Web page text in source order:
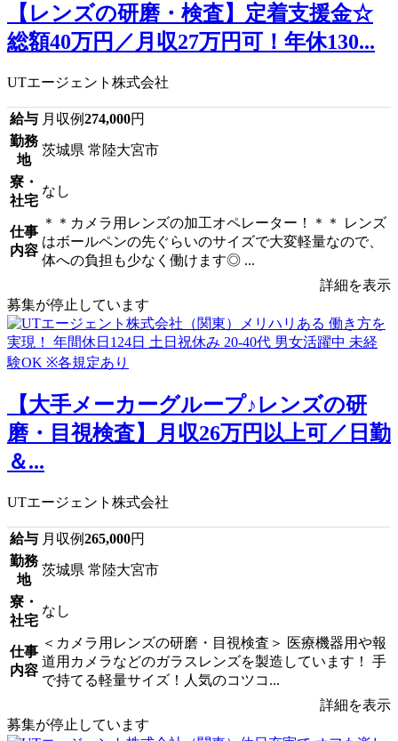
【レンズの研磨・検査】定着支援金☆
総額40万円／月収27万円可！年休130...
UTエージェント株式会社
給与 月収例274,000円
勤務
地
茨城県 常陸大宮市
寮・
社宅
なし
仕事
内容
＊＊カメラ用レンズの加工オペレーター！＊＊ レンズ
はボールペンの先ぐらいのサイズで大変軽量なので、
体への負担も少なく働けます◎ ...
詳細を表示
募集が停止しています
【大手メーカーグループ♪レンズの研
磨・目視検査】月収26万円以上可／日勤
＆...
UTエージェント株式会社
給与 月収例265,000円
勤務
地
茨城県 常陸大宮市
寮・
社宅
なし
仕事
内容
＜カメラ用レンズの研磨・目視検査＞ 医療機器用や報
道用カメラなどのガラスレンズを製造しています！ 手
で持てる軽量サイズ！人気のコツコ...
詳細を表示
募集が停止しています